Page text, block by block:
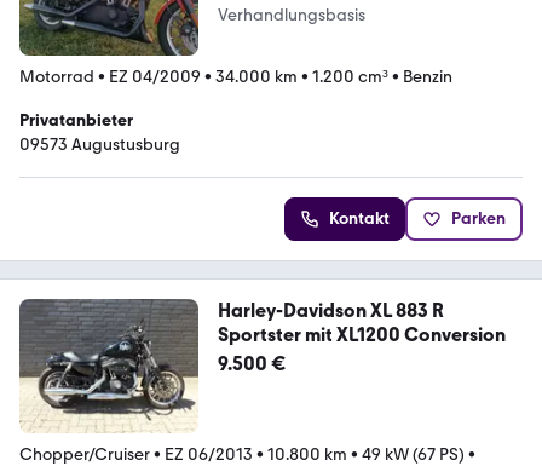
Verhandlungsbasis
Motorrad • EZ 04/2009 • 34.000 km • 1.200 cm³• Benzin
Privatanbieter
09573 Augustusburg
Kontakt Parken
Harley-Davidson XL 883 R
Sportster mit XL1200 Conversion
9.500 €
Chopper/Cruiser• EZ 06/2013 • 10.800 km • 49 kW (67 PS) •